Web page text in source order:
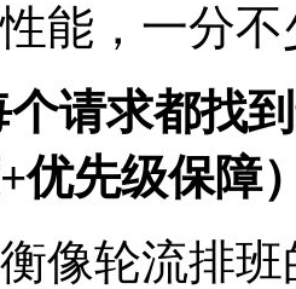
能，一分
请求都找
优先级保障
像轮流排